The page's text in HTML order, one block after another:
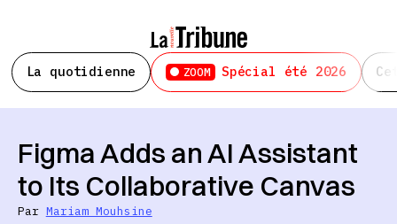
La quotidienne ZOOM Spécial été 2026
Figma Adds an AI Assistant
to Its Collaborative Canvas
Par Mariam Mouhsine